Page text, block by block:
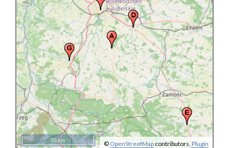
© OpenStreetMap contributors. Plugin
50 km